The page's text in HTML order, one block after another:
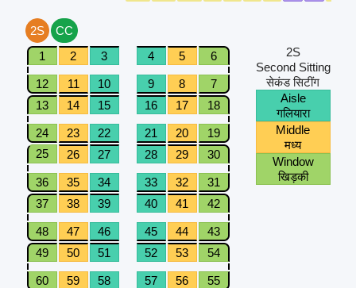
2S
CC
1
2 3 4 5 6
12 11 10 9 8
7
13
14 15 16 17 18
24 23 22 21 20
19
25
26 27 28 29 30
36 35 34 33 32
31
37
38 39 40 41 42
48 47 46 45 44
43
49
50 51 52 53 54
60 59 58 57 56
55
2S
Second Sitting
सेकंड सिटींग
Aisle
गलियारा
Middle
मध्य
Window
खिड़की